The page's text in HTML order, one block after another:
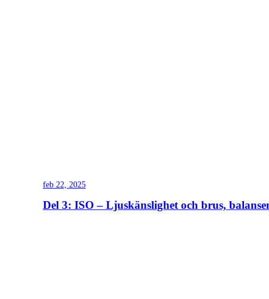
feb 22, 2025
Del 3: ISO – Ljuskänslighet och brus,